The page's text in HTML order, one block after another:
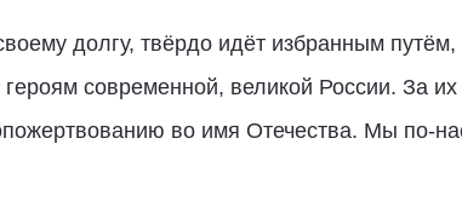
долгу, твёрдо идёт избранным путём,
современной, великой России. За их
во имя Отечества. Мы по-